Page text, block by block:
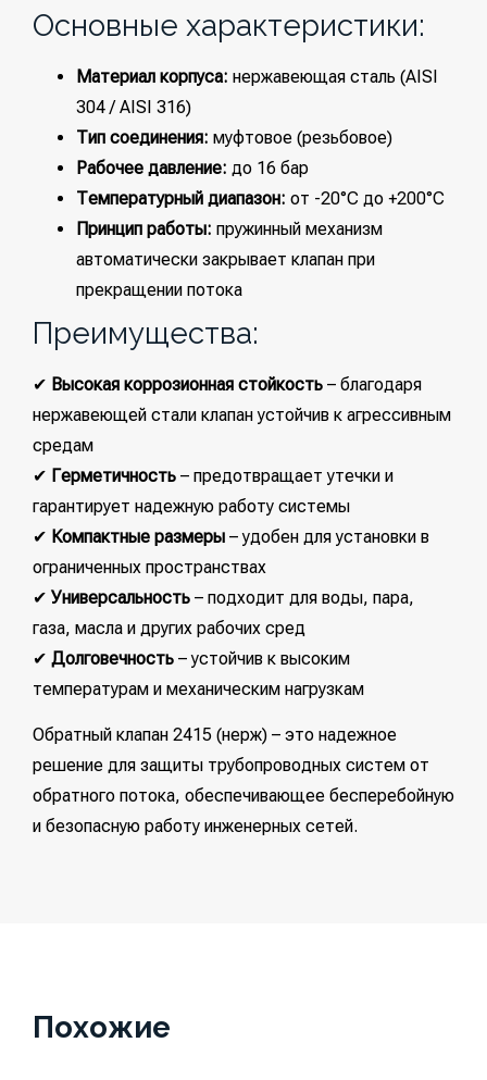
Основные характеристики:
Материал корпуса: нержавеющая сталь (AISI
304 / AISI 316)
Тип соединения: муфтовое (резьбовое)
Рабочее давление: до 16 бар
Температурный диапазон: от -20°C до +200°C
Принцип работы: пружинный механизм
автоматически закрывает клапан при
прекращении потока
Преимущества:
✔ Высокая коррозионная стойкость – благодаря
нержавеющей стали клапан устойчив к агрессивным
средам
✔ Герметичность – предотвращает утечки и
гарантирует надежную работу системы
✔ Компактные размеры – удобен для установки в
ограниченных пространствах
✔ Универсальность – подходит для воды, пара,
газа, масла и других рабочих сред
✔ Долговечность – устойчив к высоким
температурам и механическим нагрузкам
Обратный клапан 2415 (нерж) – это надежное
решение для защиты трубопроводных систем от
обратного потока, обеспечивающее бесперебойную
и безопасную работу инженерных сетей.
Похожие